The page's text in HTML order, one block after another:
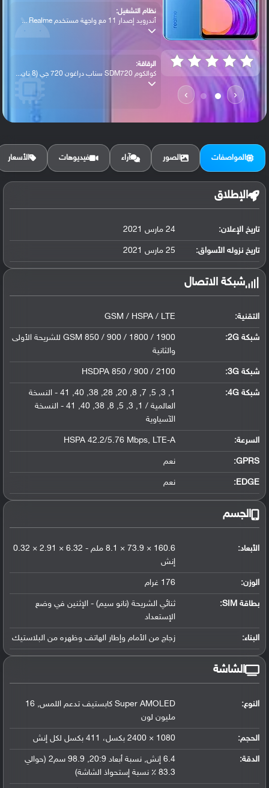
‹
›
نظام التشغيل:
أندرويد إصدار 11 مع واجهة مستخدم Realme ...
الرقاقة:
كوالكوم SDM720 سناب دراغون 720 جي (8 نان...
الرام / التخزين:
البطارية:
ليثيوم بوليمر سعة 4500 مللي أمبير, غير ق...
المواصفات الصور آراء فيديوهات الأسعار
الإطلاق
تاريخ الإعلان: 24 مارس 2021
تاريخ نزوله الأسواق: 25 مارس 2021
شبكة الاتصال
التقنية: GSM / HSPA / LTE
شبكة 2G:
GSM 850 / 900 / 1800 / 1900 للشريحة الأولى
والثانية
شبكة 3G :
HSDPA 850 / 900 / 2100
شبكة 4G :
1, 3, 5, 7, 8, 20, 28, 38, 40, 41 - النسخة
العالمية / 1, 3, 5, 8, 38, 40, 41 - النسخة
الآسياوية
السرعة: HSPA 42.2/5.76 Mbps, LTE-A
GPRS: نعم
EDGE: نعم
الجسم
الأبعاد:
160.6 × 73.9 × 8.1 ملم - 6.32 × 2.91 × 0.32
إنش
الوزن: 176 غرام
بطاقة SIM:
ثنائي الشريحة (نانو سيم) - الإثنين في وضع
الإستعداد
البناء: زجاج من الأمام وإطار الهاتف وظهره من البلاستيك
الشاشة
النوع:
Super AMOLED كابستيف تدعم اللمس, 16
مليون لون
الحجم: 1080 × 2400 بكسل، 411 بكسل لكل إنش
الدقة:
6.4 إنش, نسبة أبعاد 20:9, 98.9 سم2 (حوالي
83.3 ٪ نسبة إستحواذ الشاشة)